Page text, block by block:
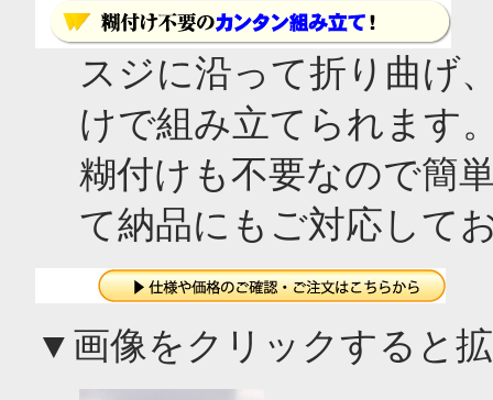
スジに沿って折り曲げ
けで組み立てられます
糊付けも不要なので簡
て納品にもご対応して
▼画像をクリックすると